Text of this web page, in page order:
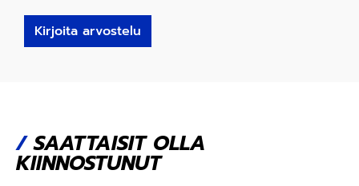
Kirjoita arvostelu
/SAATTAISIT OLLA
KIINNOSTUNUT